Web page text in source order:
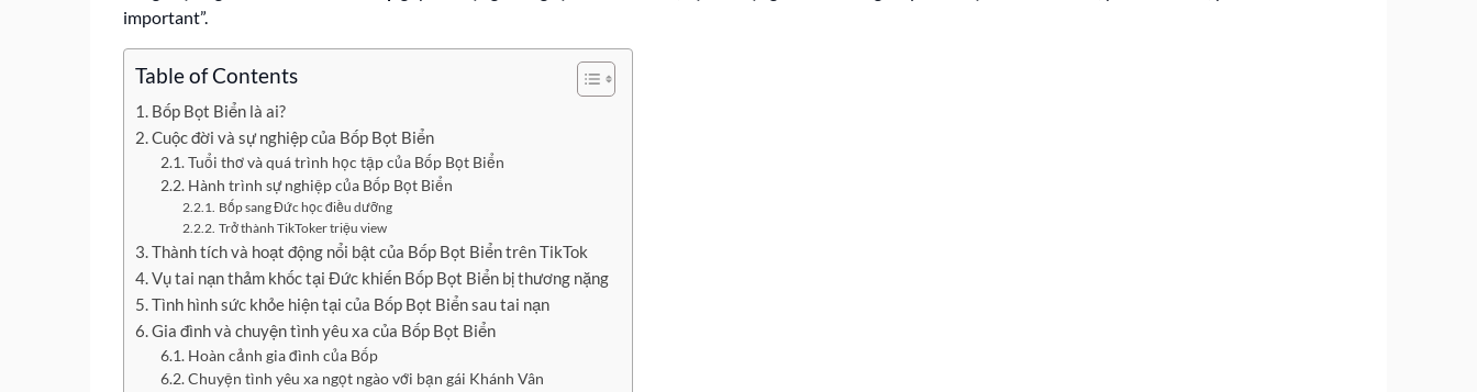
important”.
Table of Contents
Bốp Bọt Biển là ai?
Cuộc đời và sự nghiệp của Bốp Bọt Biển
Tuổi thơ và quá trình học tập của Bốp Bọt Biển
Hành trình sự nghiệp của Bốp Bọt Biển
Bốp sang Đức học điều dưỡng
Trở thành TikToker triệu view
Thành tích và hoạt động nổi bật của Bốp Bọt Biển trên TikTok
Vụ tai nạn thảm khốc tại Đức khiến Bốp Bọt Biển bị thương nặng
Tình hình sức khỏe hiện tại của Bốp Bọt Biển sau tai nạn
Gia đình và chuyện tình yêu xa của Bốp Bọt Biển
Hoàn cảnh gia đình của Bốp
Chuyện tình yêu xa ngọt ngào với bạn gái Khánh Vân